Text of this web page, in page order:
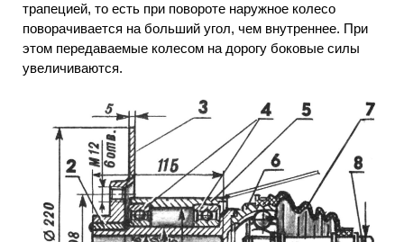
трапецией, то есть при повороте наружное колесо
поворачивается на больший угол, чем внутреннее. При
этом передаваемые колесом на дорогу боковые силы
увеличиваются.